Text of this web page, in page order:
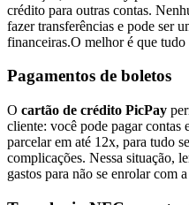
crédito para outras contas.
fazer transferências e pode ser
financeiras.O melhor é que
Pagamentos de boletos
O cartão de crédito PicPay
cliente: você pode pagar contas
parcelar em até 12x, para tudo
complicações. Nessa situação,
gastos para não se enrolar com